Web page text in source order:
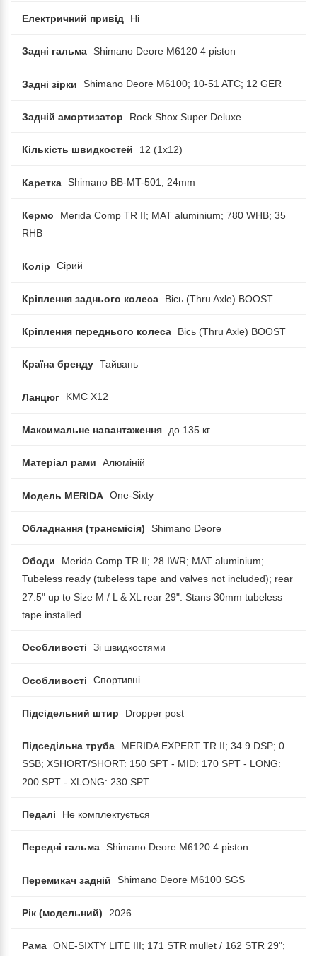
Електричний привід Ні
Задні гальма Shimano Deore M6120 4 piston
Задні зірки Shimano Deore M6100; 10-51 ATC; 12 GER
Задній амортизатор Rock Shox Super Deluxe
Кількість швидкостей 12 (1x12)
Каретка Shimano BB-MT-501; 24mm
Кермо
Merida Comp TR II; MAT aluminium; 780 WHB; 35
RHB
Колір Сірий
Кріплення заднього колеса Вісь (Thru Axle) BOOST
Кріплення переднього колеса Вісь (Thru Axle) BOOST
Країна бренду Тайвань
Ланцюг KMC X12
Максимальне навантаження до 135 кг
Матеріал рами Алюміній
Модель MERIDA One-Sixty
Обладнання (трансмісія) Shimano Deore
Ободи
Merida Comp TR II; 28 IWR; MAT aluminium;
Tubeless ready (tubeless tape and valves not included); rear
27.5" up to Size M / L & XL rear 29". Stans 30mm tubeless
tape installed
Особливості Зі швидкостями
Особливості Спортивні
Підсідельний штир Dropper post
Підседільна труба
MERIDA EXPERT TR II; 34.9 DSP; 0
SSB; XSHORT/SHORT: 150 SPT - MID: 170 SPT - LONG:
200 SPT - XLONG: 230 SPT
Педалі Не комплектується
Передні гальма Shimano Deore M6120 4 piston
Перемикач задній Shimano Deore M6100 SGS
Рік (модельний) 2026
Рама ONE-SIXTY LITE III; 171 STR mullet / 162 STR 29";